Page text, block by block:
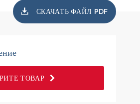
СКАЧАТЬ ФАЙЛ PDF
ТОВАР